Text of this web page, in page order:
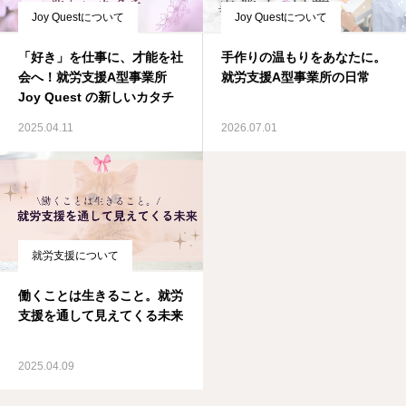
Joy Questについて
「好き」を仕事に、才能を社
会へ！就労支援A型事業所
Joy Quest の新しいカタチ
2025.04.11
Joy Questについて
手作りの温もりをあなたに。
就労支援A型事業所の日常
2026.07.01
就労支援について
働くことは生きること。就労
支援を通して見えてくる未来
2025.04.09